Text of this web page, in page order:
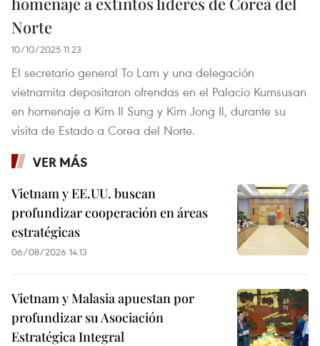
Norte
10/10/2025 11:23
El secretario general To Lam y una delegación
vietnamita depositaron ofrendas en el Palacio Kumsusan
en homenaje a Kim Il Sung y Kim Jong Il, durante su
visita de Estado a Corea del Norte.
VER MÁS
Vietnam y EE.UU. buscan
profundizar cooperación en áreas
estratégicas
06/08/2026 14:13
Vietnam y Malasia apuestan por
profundizar su Asociación
Estratégica Integral